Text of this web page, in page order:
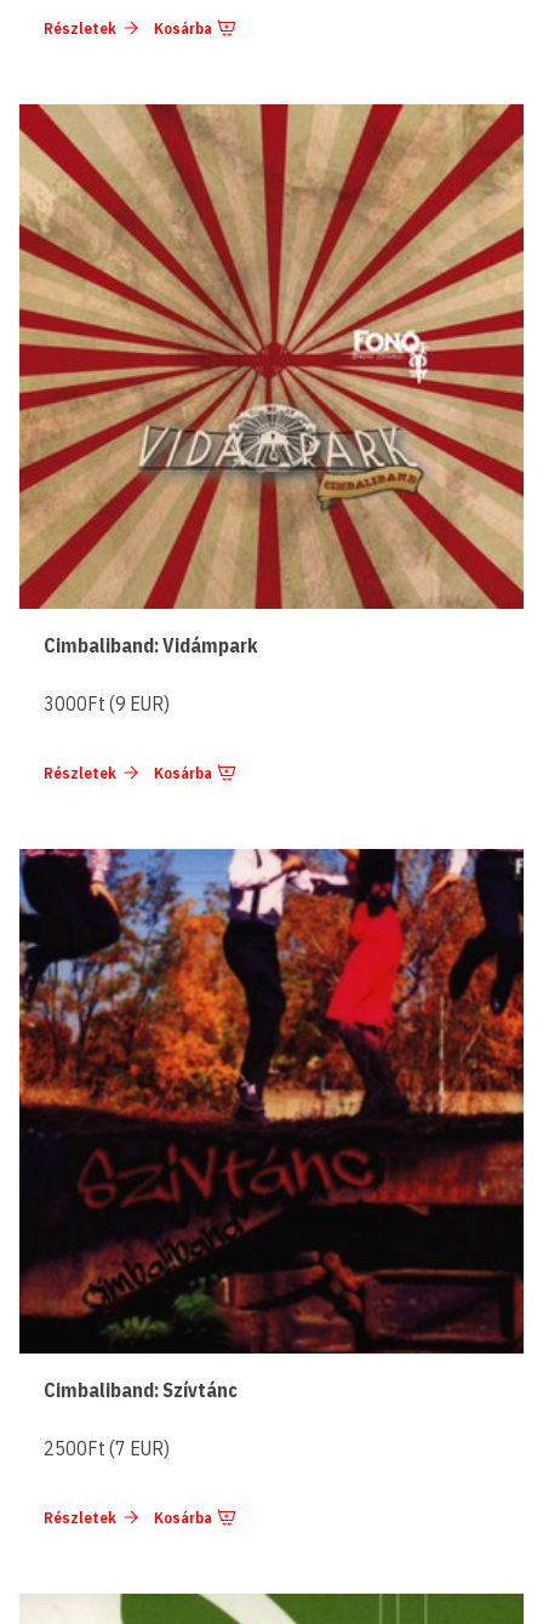
Részletek Kosárba
Cimbaliband: Vidámpark
3000Ft (9 EUR)
Részletek Kosárba
Cimbaliband: Szívtánc
2500Ft (7 EUR)
Részletek Kosárba